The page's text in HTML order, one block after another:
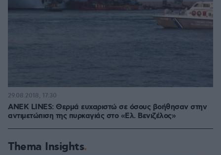
ANEK LINES: Θερμά ευχαριστώ σε όσους βοήθησαν στην
αντιμετώπιση της πυρκαγιάς στο «Ελ. Βενιζέλος»
29.08.2018, 17:30
Thema Insights